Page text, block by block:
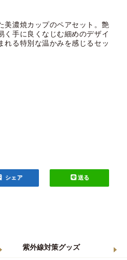
美濃焼カップのペアセット。艶
く手に良くなじむ細めのデザイ
れる特別な温かみを感じるセッ
シェア 送る
紫外線対策グッズ